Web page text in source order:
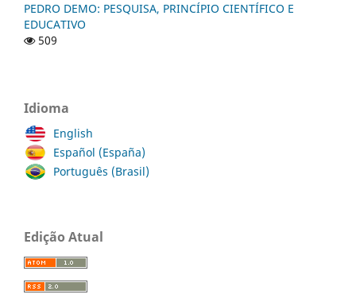
PEDRO DEMO: PESQUISA, PRINCÍPIO CIENTÍFICO E
EDUCATIVO
509
Idioma
English
Español (España)
Português (Brasil)
Edição Atual